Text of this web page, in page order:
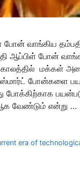
வாங்கிய
ஆப்பிள் போன்
மக்கள்
போன்களை
வேண்டும் என்று …
era of